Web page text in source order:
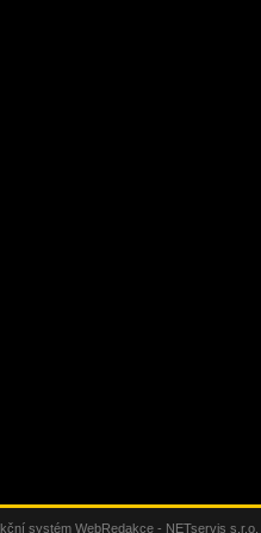
systém WebRedakce- NETservis s.r.o.